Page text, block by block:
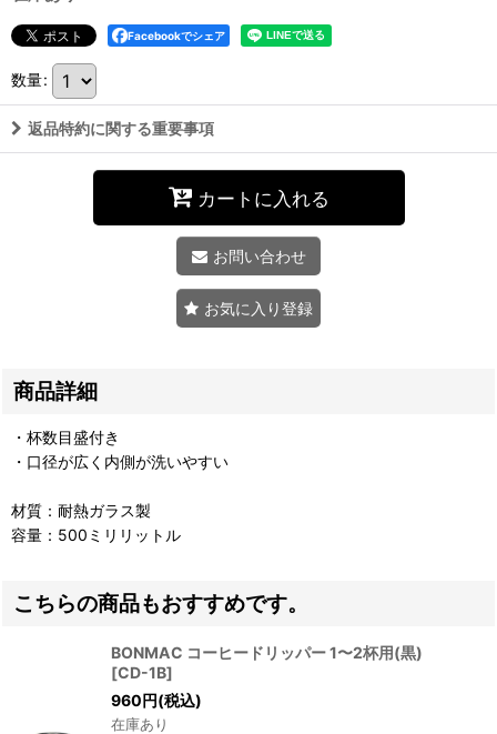
Facebookでシェア
数量:
返品特約に関する重要事項
カートに入れる
お問い合わせ
お気に入り登録
商品詳細
・杯数目盛付き
・口径が広く内側が洗いやすい
材質：耐熱ガラス製
容量：500ミリリットル
こちらの商品もおすすめです。
BONMAC コーヒードリッパー 1〜2杯用(黒)
[CD-1B]
960円(税込)
在庫あり